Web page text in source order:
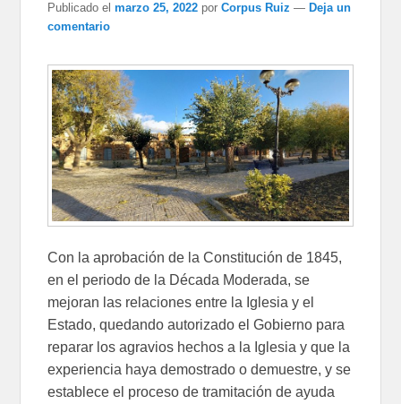
Publicado el marzo 25, 2022 porCorpus Ruiz — Deja un
comentario
Con la aprobación de la Constitución de 1845,
en el periodo de la Década Moderada, se
mejoran las relaciones entre la Iglesia y el
Estado, quedando autorizado el Gobierno para
reparar los agravios hechos a la Iglesia y que la
experiencia haya demostrado o demuestre, y se
establece el proceso de tramitación de ayuda